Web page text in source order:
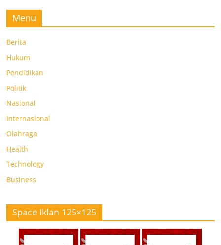
Menu
Berita
Hukum
Pendidikan
Politik
Nasional
Internasional
Olahraga
Health
Technology
Business
Space Iklan 125×125